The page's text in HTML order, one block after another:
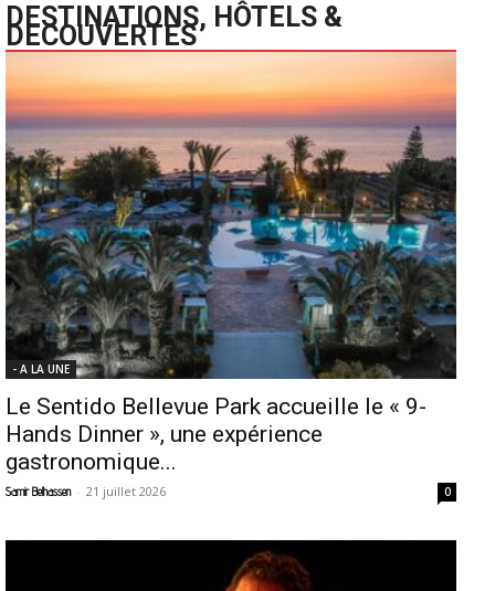
DESTINATIONS, HÔTELS &
DECOUVERTES
- A LA UNE
Le Sentido Bellevue Park accueille le « 9-
Hands Dinner », une expérience
gastronomique...
Samir Belhassen - 21 juillet 2026 0